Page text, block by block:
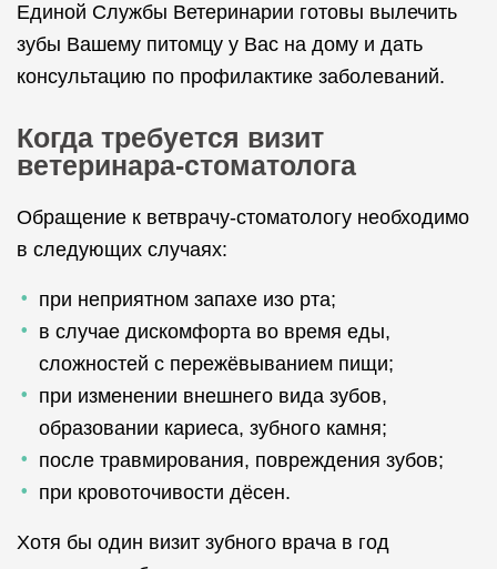
Единой Службы Ветеринарии готовы вылечить
зубы Вашему питомцу у Вас на дому и дать
консультацию по профилактике заболеваний.
Когда требуется визит
ветеринара-стоматолога
Обращение к ветврачу-стоматологу необходимо
в следующих случаях:
при неприятном запахе изо рта;
в случае дискомфорта во время еды,
сложностей с пережёвыванием пищи;
при изменении внешнего вида зубов,
образовании кариеса, зубного камня;
после травмирования, повреждения зубов;
при кровоточивости дёсен.
Хотя бы один визит зубного врача в год